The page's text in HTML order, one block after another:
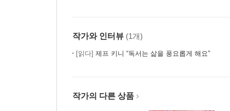
작가와 인터뷰 (1개)
[읽다] 제프 키니 “독서는 삶을 풍요롭게 해요”
작가의 다른 상품